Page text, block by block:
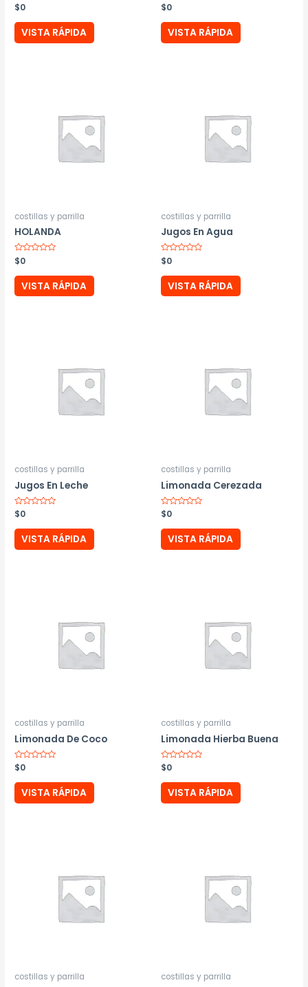
Valorado
con
0
de
$0
VISTA RÁPIDA
Valorado
con
0
de
$0
VISTA RÁPIDA
costillas y parrilla
HOLANDA
Valorado
con
0
de
$0
VISTA RÁPIDA
costillas y parrilla
Jugos En Agua
Valorado
con
0
de
$0
VISTA RÁPIDA
costillas y parrilla
Jugos En Leche
Valorado
con
0
de
$0
VISTA RÁPIDA
costillas y parrilla
Limonada Cerezada
Valorado
con
0
de
$0
VISTA RÁPIDA
costillas y parrilla
Limonada De Coco
Valorado
con
0
de
$0
VISTA RÁPIDA
costillas y parrilla
Limonada Hierba Buena
Valorado
con
0
de
$0
VISTA RÁPIDA
costillas y parrilla costillas y parrilla